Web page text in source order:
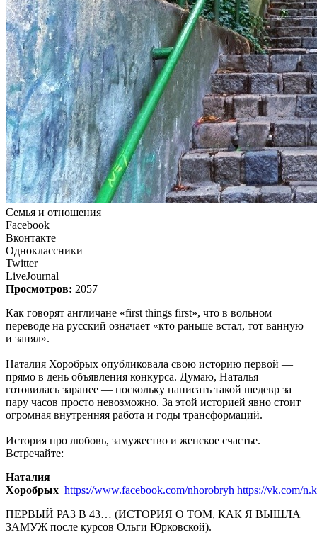
Семья и отношения
Facebook
Вконтакте
Одноклассники
Twitter
LiveJournal
Просмотров: 2057
Как говорят англичане «first things first», что в вольном
переводе на русский означает «кто раньше встал, тот ванную
и занял».
Наталия Хоробрых опубликовала свою историю первой —
прямо в день объявления конкурса. Думаю, Наталья
готовилась заранее — поскольку написать такой шедевр за
пару часов просто невозможно. За этой историей явно стоит
огромная внутренняя работа и годы трансформаций.
История про любовь, замужество и женское счастье.
Встречайте:
Наталия
Хоробрых https://www.facebook.com/nhorobryh https://vk.com/
ПЕРВЫЙ РАЗ В 43… (ИСТОРИЯ О ТОМ, КАК Я ВЫШЛА
ЗАМУЖ после курсов Ольги Юрковской).